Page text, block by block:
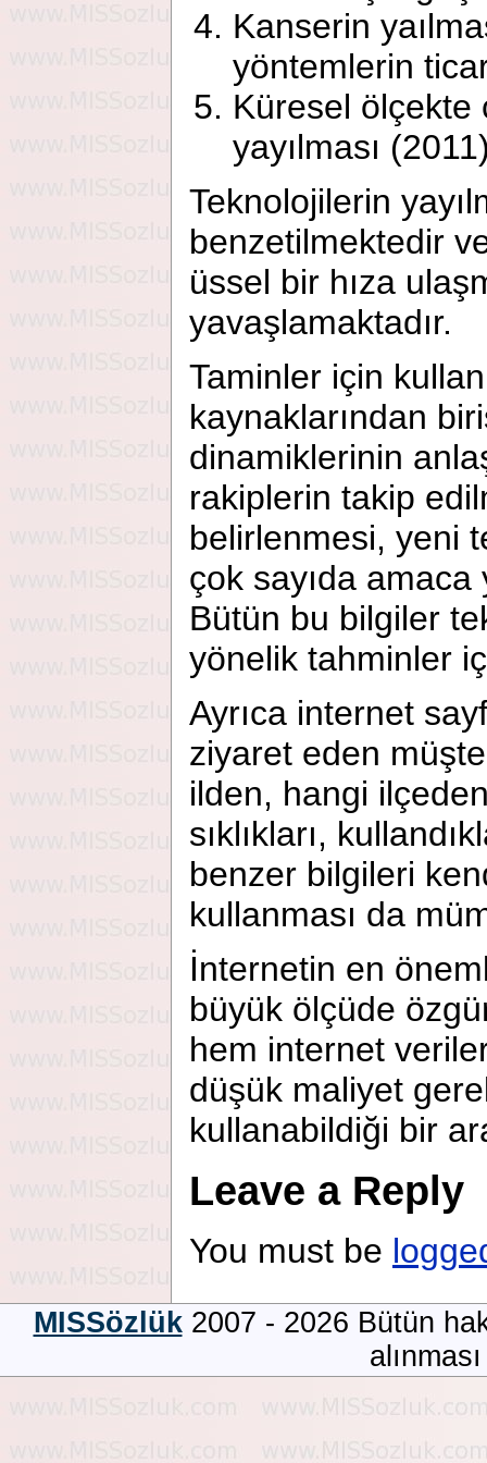
Kanserin
yöntemlerin
Küresel ölçekte
yayılması
Teknolojilerin
benzetilmektedir
üssel bir hıza
yavaşlamaktadır.
Taminler için
kaynaklarından
dinamiklerinin
rakiplerin takip
belirlenmesi, yeni
çok sayıda
Bütün bu bilgiler
yönelik tahminler
Ayrıca internet
ziyaret eden
ilden, hangi
sıklıkları,
benzer bilgileri
kullanması da
İnternetin en
büyük ölçüde
hem internet
düşük maliyet
kullanabildiği bir
Leave a Reply
You must be
MISSözlük2007 - 2026 Bütün